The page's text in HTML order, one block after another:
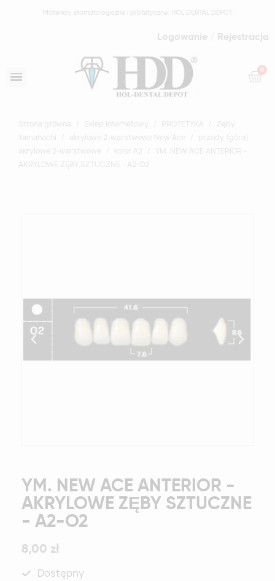
Materiały stomatologiczne i protetyczne: HOL DENTAL DEPOT
Logowanie / Rejestracja
Strona główna Sklep Internetowy PROTETYKA
Zęby
Yamahachi
akrylowe 2-warstwowe New Ace
przody (góra)
akrylowe 2-warstwowe
kolor A2
YM. NEW ACE ANTERIOR -
AKRYLOWE ZĘBY SZTUCZNE - A2-O2
YM. NEW ACE ANTERIOR -
AKRYLOWE ZĘBY SZTUCZNE
- A2-O2
8,00 zł
Dostępny